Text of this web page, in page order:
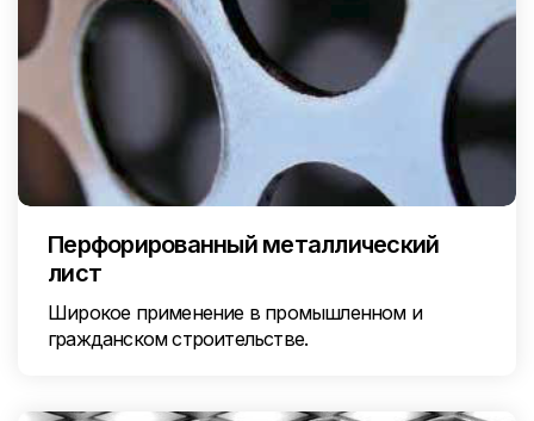
Перфорированный металлический
лист
Широкое применение в промышленном и
гражданском строительстве.